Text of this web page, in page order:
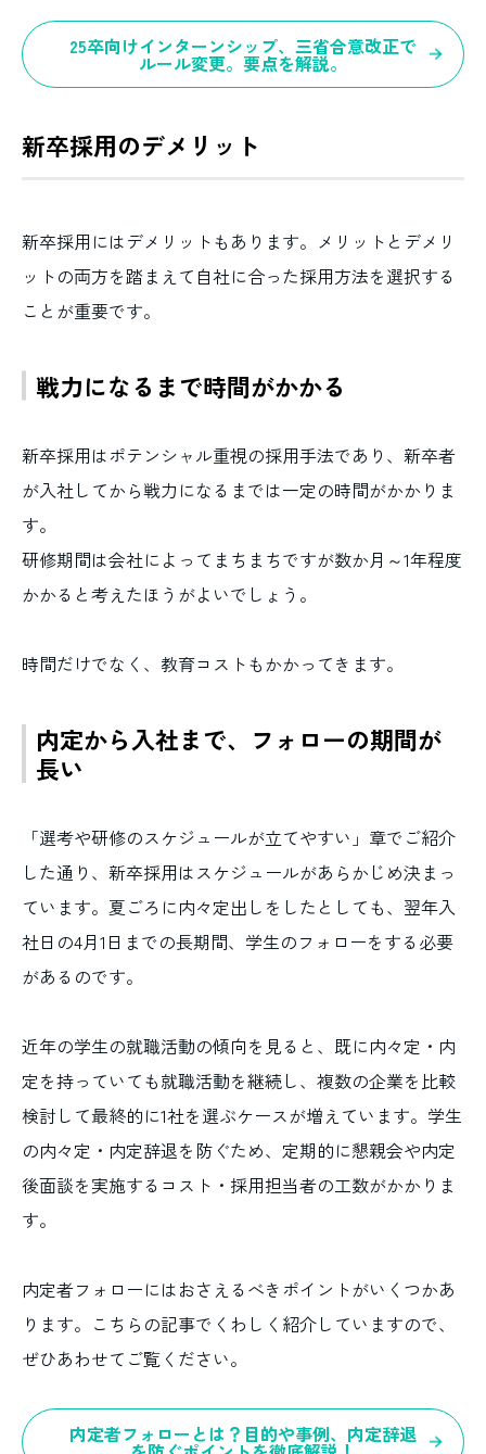
25卒向けインターンシップ、三省合意改正で
ルール変更。要点を解説。
新卒採用のデメリット
新卒採用にはデメリットもあります。メリットとデメリ
ットの両方を踏まえて自社に合った採用方法を選択する
ことが重要です。
戦力になるまで時間がかかる
新卒採用はポテンシャル重視の採用手法であり、新卒者
が入社してから戦力になるまでは一定の時間がかかりま
す。
研修期間は会社によってまちまちですが数か月～1年程度
かかると考えたほうがよいでしょう。
時間だけでなく、教育コストもかかってきます。
内定から入社まで、フォローの期間が
長い
「選考や研修のスケジュールが立てやすい」章でご紹介
した通り、新卒採用はスケジュールがあらかじめ決まっ
ています。夏ごろに内々定出しをしたとしても、翌年入
社日の4月1日までの長期間、学生のフォローをする必要
があるのです。
近年の学生の就職活動の傾向を見ると、既に内々定・内
定を持っていても就職活動を継続し、複数の企業を比較
検討して最終的に1社を選ぶケースが増えています。学生
の内々定・内定辞退を防ぐため、定期的に懇親会や内定
後面談を実施するコスト・採用担当者の工数がかかりま
す。
内定者フォローにはおさえるべきポイントがいくつかあ
ります。こちらの記事でくわしく紹介していますので、
ぜひあわせてご覧ください。
内定者フォローとは？目的や事例、内定辞退